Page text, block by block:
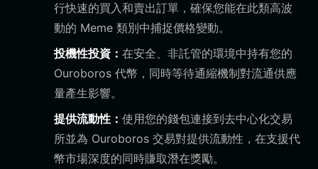
行快速的買入和賣出訂單，確保您能在此類高波
動的 Meme 類別中捕捉價格變動。
投機性投資： 在安全、非託管的環境中持有您的
Ouroboros 代幣，同時等待通縮機制對流通供應
量產生影響。
提供流動性： 使用您的錢包連接到去中心化交易
所並為 Ouroboros 交易對提供流動性，在支援代
幣市場深度的同時賺取潛在獎勵。